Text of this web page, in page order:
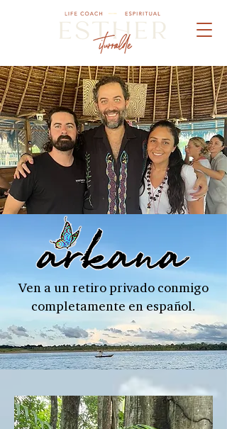
Ven a un retiro privado conmigo
completamente en español.